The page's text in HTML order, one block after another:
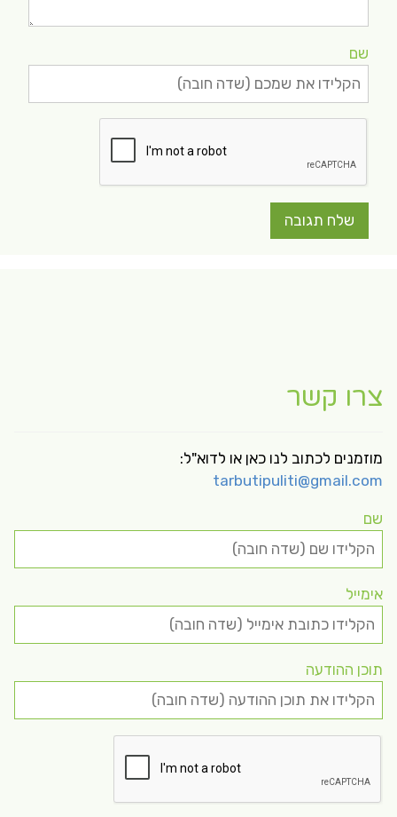
שם
צרו קשר
מוזמנים לכתוב לנו כאן או לדוא"ל:
tarbutipuliti@gmail.com
שם
אימייל
תוכן ההודעה